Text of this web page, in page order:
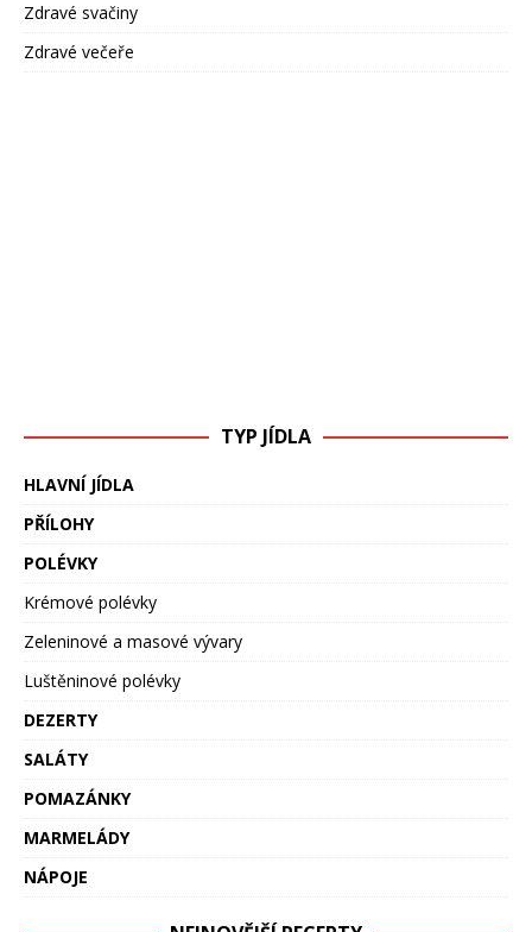
Zdravé svačiny
Zdravé večeře
TYP JÍDLA
HLAVNÍ JÍDLA
PŘÍLOHY
POLÉVKY
Krémové polévky
Zeleninové a masové vývary
Luštěninové polévky
DEZERTY
SALÁTY
POMAZÁNKY
MARMELÁDY
NÁPOJE